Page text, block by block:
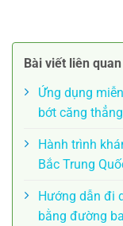
Bài viết liên quan
Ứng dụng
bớt căng thẳng
Hành trình
Bắc Trung
Hướng dẫn đi
bằng đường